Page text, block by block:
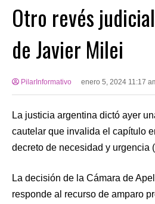
Otro revés
de Javier Milei
PilarInformativo enero 5, 2024 11:17
La justicia argentina dictó ayer
cautelar que invalida el capítulo
decreto de necesidad y urgencia
La decisión de la Cámara de
responde al recurso de amparo